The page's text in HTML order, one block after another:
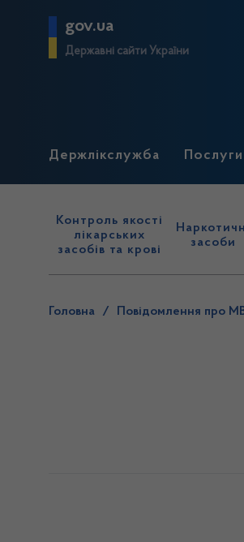
gov.ua
Державні сайти України
Держлікслужба Послуги
Контроль якості
лікарських
засобів та крові
засоби
Головна / Повідомлення про